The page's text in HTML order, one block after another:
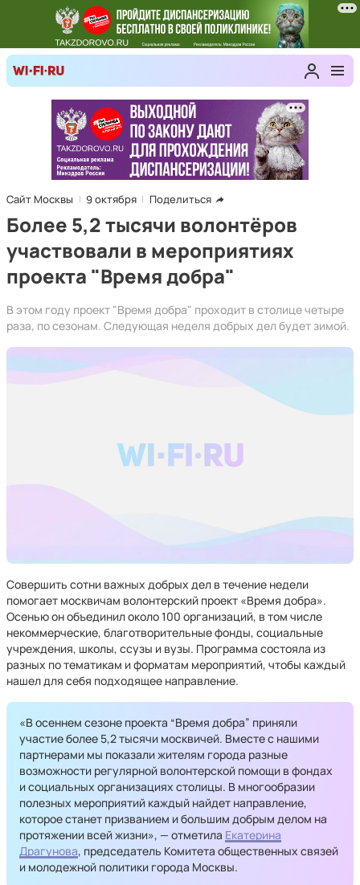
Сайт Москвы 9 октября Поделиться
Более 5,2 тысячи волонтёров
участвовали в мероприятиях
проекта "Время добра"
В этом году проект "Время добра" проходит в столице четыре
раза, по сезонам. Следующая неделя добрых дел будет зимой.
Совершить сотни важных добрых дел в течение недели
помогает москвичам волонтерский проект «Время добра».
Осенью он объединил около 100 организаций, в том числе
некоммерческие, благотворительные фонды, социальные
учреждения, школы, ссузы и вузы. Программа состояла из
разных по тематикам и форматам мероприятий, чтобы каждый
нашел для себя подходящее направление.
«В осеннем сезоне проекта “Время добра” приняли
участие более 5,2 тысячи москвичей. Вместе с нашими
партнерами мы показали жителям города разные
возможности регулярной волонтерской помощи в фондах
и социальных организациях столицы. В многообразии
полезных мероприятий каждый найдет направление,
которое станет призванием и большим добрым делом на
протяжении всей жизни», — отметила Екатерина
Драгунова, председатель Комитета общественных связей
и молодежной политики города Москвы.